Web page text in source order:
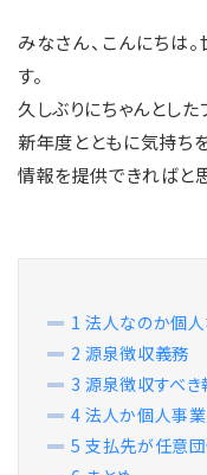
みなさん、こんにちは
す。
久しぶりにちゃんとした
新年度とともに気持ち
情報を提供できればと思
1 法人なのか個
2 源泉徴収義務
3 源泉徴収すべき
4 法人か個人事
5 支払先が任意